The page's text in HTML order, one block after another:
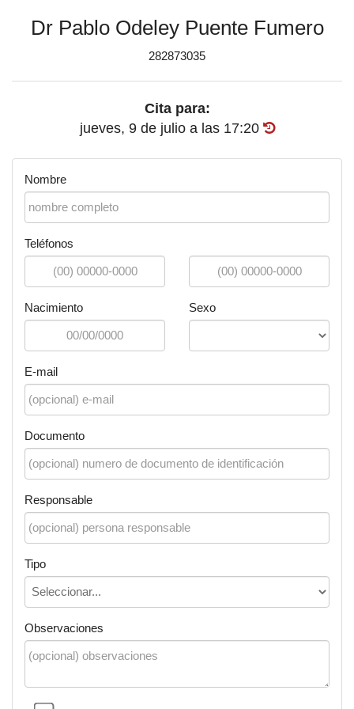
Dr Pablo Odeley Puente Fumero
282873035
Cita para:
jueves, 9 de julio a las 17:20
Nombre
Teléfonos
Nacimiento Sexo
E-mail
Documento
Responsable
Tipo
Observaciones